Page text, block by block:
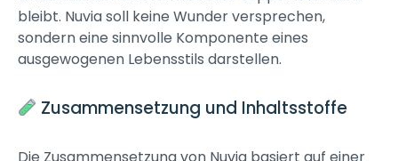
bleibt. Nuvia soll keine Wunder versprechen,
sondern eine sinnvolle Komponente eines
ausgewogenen Lebensstils darstellen.
Zusammensetzung und Inhaltsstoffe